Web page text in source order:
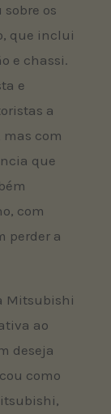
os
que inclui
e chassi.
e
a
mas com
que
com
perder a
Mitsubishi
ao
deseja
como